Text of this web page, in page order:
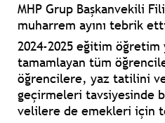
MHP Grup Başkanvekili
muharrem ayını tebrik
2024-2025 eğitim öğretim
tamamlayan tüm
öğrencilere, yaz tatilini
geçirmeleri tavsiyesinde
velilere de emekleri için